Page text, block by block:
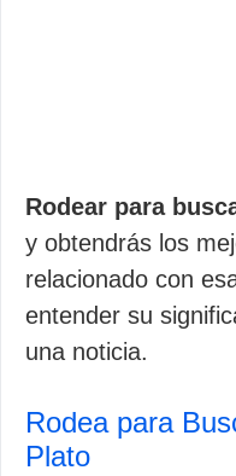
Rodear para
y obtendrás los
relacionado con
entender su
una noticia.
Rodea para
Plato